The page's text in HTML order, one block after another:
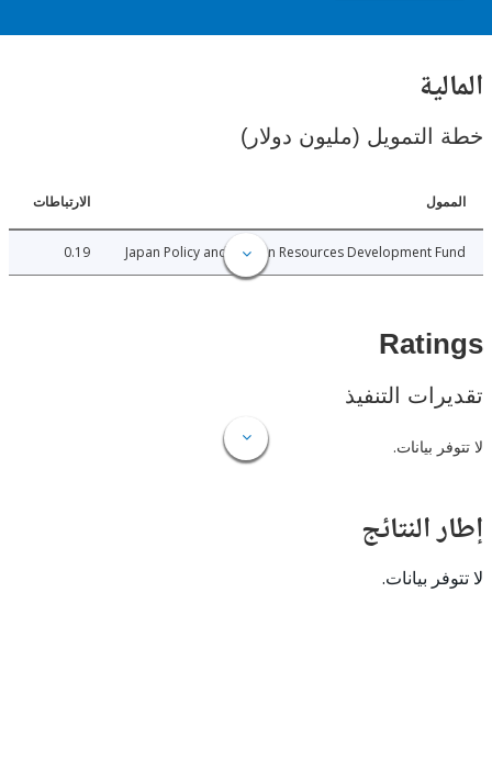
(مليون دولار)
الارتباطات
Japan Policy and Human Resources Development
0.19
التنفيذ
بيانات.
بيانات.